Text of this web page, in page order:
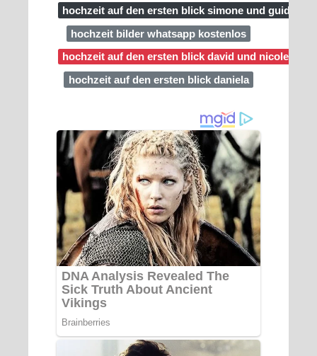
hochzeit auf den ersten blick simone und guido
hochzeit bilder whatsapp kostenlos
hochzeit auf den ersten blick david und nicole
hochzeit auf den ersten blick daniela